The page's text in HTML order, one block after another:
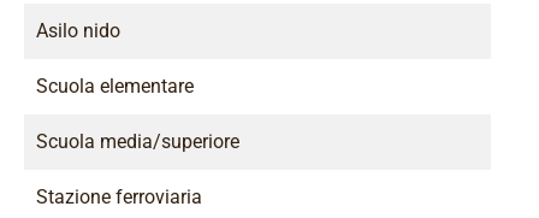
Asilo nido
Scuola elementare
Scuola media/superiore
Stazione ferroviaria